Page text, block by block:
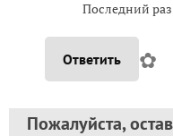
Последний
Ответить ✿
Пожалуйста,